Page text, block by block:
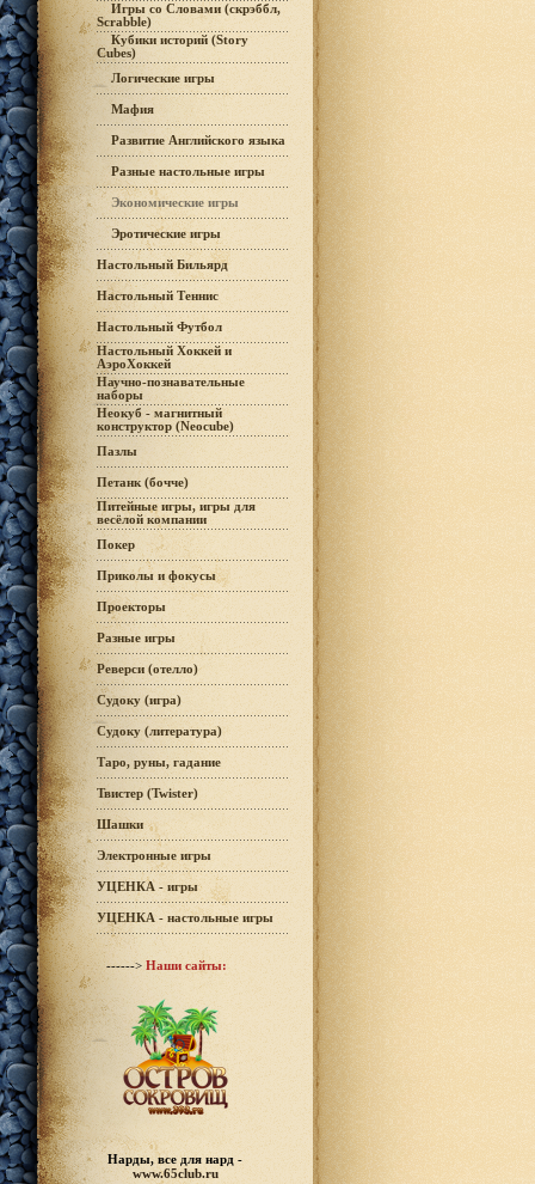
Игры со Словами (скрэббл,
Scrabble)
Кубики историй (Story
Cubes)
Логические игры
Мафия
Развитие Английского языка
Разные настольные игры
Экономические игры
Эротические игры
Настольный Бильярд
Настольный Теннис
Настольный Футбол
Настольный Хоккей и
АэроХоккей
Научно-познавательные
наборы
Неокуб - магнитный
конструктор (Neocube)
Пазлы
Петанк (бочче)
Питейные игры, игры для
весёлой компании
Покер
Приколы и фокусы
Проекторы
Разные игры
Реверси (отелло)
Судоку (игра)
Судоку (литература)
Таро, руны, гадание
Твистер (Twister)
Шашки
Электронные игры
УЦЕНКА - игры
УЦЕНКА - настольные игры
------> Наши сайты:
Нарды, все для нард -
www.65club.ru